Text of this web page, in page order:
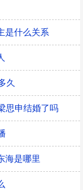
是什么关系
久
思申结婚了吗
海是哪里